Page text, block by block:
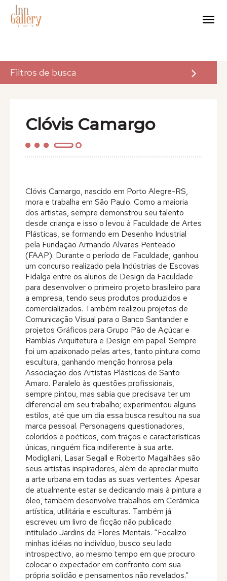
Arte
Eventos
Para Artistas
Para Empresas
Editora
Na Mídia
Contato
Filtros de busca
Clóvis Camargo
Clóvis Camargo, nascido em Porto Alegre-RS,
mora e trabalha em São Paulo. Como a maioria
dos artistas, sempre demonstrou seu talento
desde criança e isso o levou à Faculdade de Artes
Plásticas, se formando em Desenho Industrial
pela Fundação Armando Alvares Penteado
(FAAP). Durante o período de Faculdade, ganhou
um concurso realizado pela Indústrias de Escovas
Fidalga entre os alunos de Design da Faculdade
para desenvolver o primeiro projeto brasileiro para
a empresa, tendo seus produtos produzidos e
comercializados. Também realizou projetos de
Comunicação Visual para o Banco Santander e
projetos Gráficos para Grupo Pão de Açúcar e
Ramblas Arquitetura e Design em papel. Sempre
foi um apaixonado pelas artes, tanto pintura como
escultura, ganhando menção honrosa pela
Associação dos Artistas Plásticos de Santo
Amaro. Paralelo às questões profissionais,
sempre pintou, mas sabia que precisava ter um
diferencial em seu trabalho; experimentou alguns
estilos, até que um dia essa busca resultou na sua
marca pessoal. Personagens questionadores,
coloridos e poéticos, com traços e características
únicas, ninguém fica indiferente à sua arte.
Modigliani, Lasar Segall e Roberto Magalhães são
seus artistas inspiradores, além de apreciar muito
a arte urbana em todas as suas vertentes. Apesar
de atualmente estar se dedicando mais à pintura a
óleo, também desenvolve trabalhos em Cerâmica
artística, utilitária e esculturas. Também já
escreveu um livro de ficção não publicado
intitulado Jardins de Flores Mentais. “Focalizo
minhas idéias no indivíduo, busco seu lado
introspectivo, ao mesmo tempo em que procuro
colocar o expectador em confronto com sua
própria solidão e pensamentos não revelados.”